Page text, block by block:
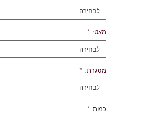
לבחירה
מאט: *
לבחירה
מסגרת: *
לבחירה
כמות *